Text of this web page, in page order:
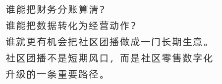
谁能把财务分账算清？
谁能把数据转化为经营动作？
谁就更有机会把社区团播做成一门长期生意。
社区团播不是短期风口，而是社区零售数字化
升级的一条重要路径。